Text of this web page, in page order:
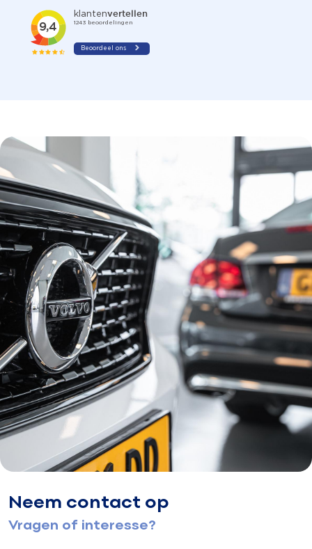
Neem contact op
Vragen of interesse?